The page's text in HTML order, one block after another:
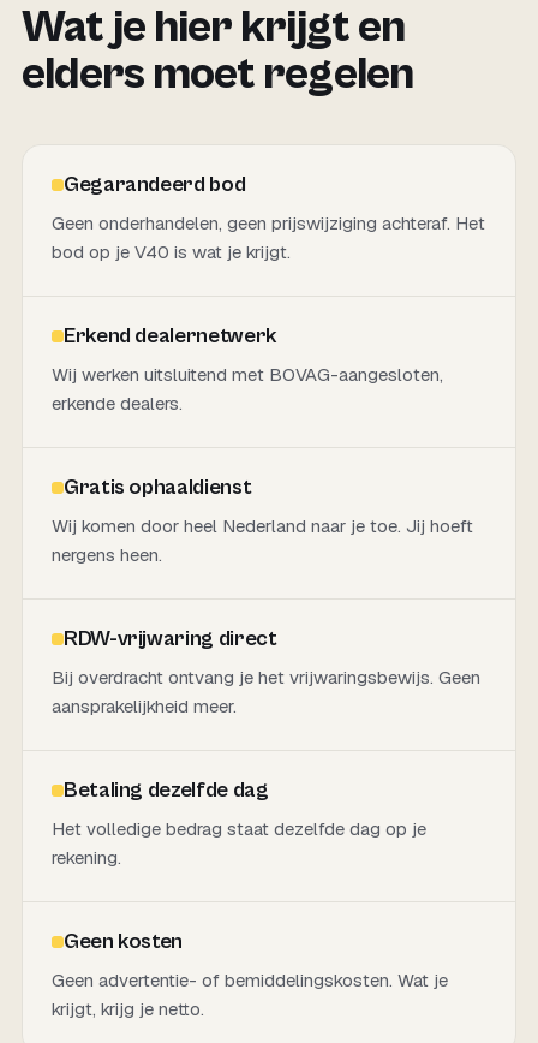
Wat je hier krijgt en
elders moet regelen
Gegarandeerd bod
Geen onderhandelen, geen prijswijziging achteraf. Het
bod op je V40 is wat je krijgt.
Erkend dealernetwerk
Wij werken uitsluitend met BOVAG-aangesloten,
erkende dealers.
Gratis ophaaldienst
Wij komen door heel Nederland naar je toe. Jij hoeft
nergens heen.
RDW-vrijwaring direct
Bij overdracht ontvang je het vrijwaringsbewijs. Geen
aansprakelijkheid meer.
Betaling dezelfde dag
Het volledige bedrag staat dezelfde dag op je
rekening.
Geen kosten
Geen advertentie- of bemiddelingskosten. Wat je
krijgt, krijg je netto.